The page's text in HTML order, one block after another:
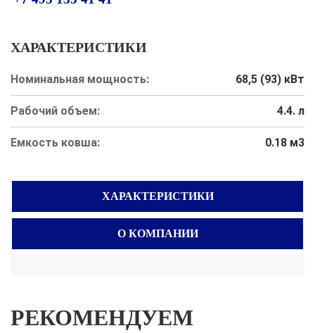
ХАРАКТЕРИСТИКИ
Номинальная мощность: 68,5 (93) кВт
Рабочий объем: 4.4. л
Емкость ковша: 0.18 м3
ХАРАКТЕРИСТИКИ
О КОМПАНИИ
РЕКОМЕНДУЕМ